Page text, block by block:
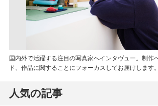
国内外で活躍する注目の写真家へインタヴュー。制作
ド、作品に関することにフォーカスしてお届けします。
人気の記事